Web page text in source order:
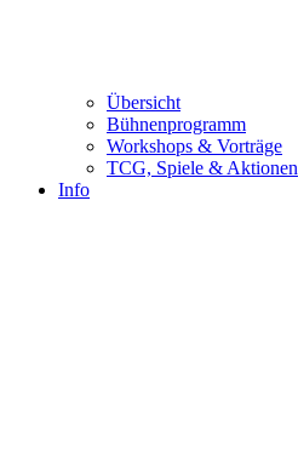
Übersicht
Bühnenprogramm
Workshops & Vorträge
TCG, Spiele & Aktionen
Info